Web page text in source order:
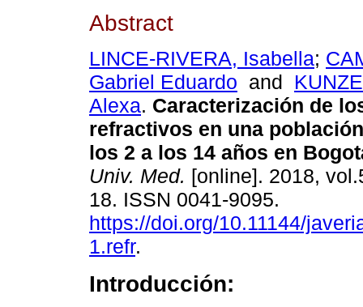
Abstract
LINCE-RIVERA, Isabella;
Gabriel Eduardo and
Alexa. Caracterización de
refractivos en una
los 2 a los 14 años en
Univ. Med. [online]. 2018,
18. ISSN 0041-9095.
https://doi.org/10.11144/
1.refr.
Introducción: